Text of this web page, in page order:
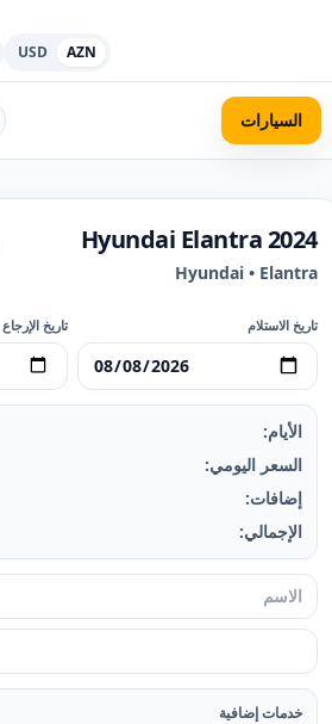
AZN
USD
السيارات
Hyundai Elantra 2024
Hyundai • Elantra
تاريخ الاستلام تاريخ الإرجاع
الأيام:
السعر اليومي:
إضافات:
الإجمالي:
خدمات إضافية